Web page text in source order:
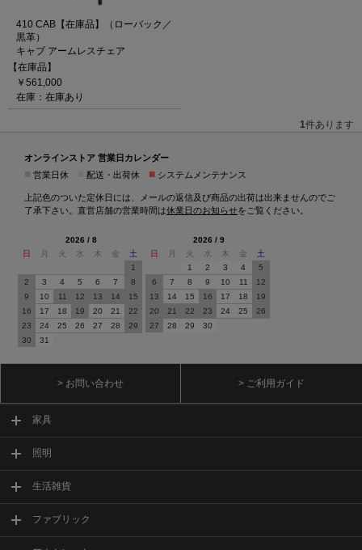
410 CAB【在庫品】（ローバック／
黒革）
キャブ アームレスチェア
【在庫品】
￥561,000
在庫：在庫あり
1件あります
オンラインストア 営業日カレンダー
営業日休 配送・出荷休 ■ システムメンテナンス
上記色のついた定休日には、メールの返信及び商品の出荷は出来ませんのでご
了承下さい。直営店舗の営業時間は休業日のお知らせをご覧ください。
2026 / 8
日
月 火 水 木 金
土
1
2
3 4 5 6 7
8
9
10 11 12 13 14
15
16
17 18 19 20 21
22
23
24 25 26 27 28
29
30
31
2026 / 9
日
月 火 水 木 金
土
1
2 3 4
5
6
7 8 9 10 11
12
13
14 15 16 17 18
19
20
21 22 23 24 25
26
27
28 29 30
> お問い合わせ > ご利用ガイド
家具
照明
生活雑貨
ファブリック